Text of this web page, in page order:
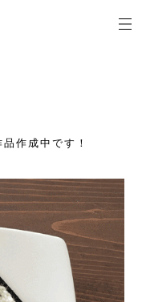
作成中です！